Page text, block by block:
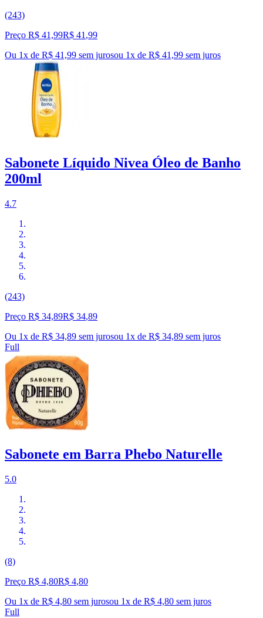
(243)
Preço R$ 41,99R$ 41 ,99
Ou 1x de R$ 41,99 sem jurosou 1x de R$ 41,99 sem juros
Sabonete Líquido Nivea Óleo de Banho
200ml
4.7
(243)
Preço R$ 34,89R$ 34,89
Ou 1x de R$ 34,89 sem jurosou 1x de R$ 34,89 sem juros
Full
Sabonete em Barra Phebo Naturelle
5.0
(8)
Preço R$ 4,80R$ 4,80
Ou 1x de R$ 4,80 sem jurosou 1x de R$ 4,80 sem juros
Full